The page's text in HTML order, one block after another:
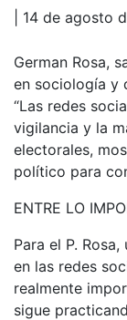
| 14 de agosto
German Rosa,
en sociología y
“Las redes
vigilancia y la
electorales,
político para
ENTRE LO
Para el P.
en las redes
realmente
sigue